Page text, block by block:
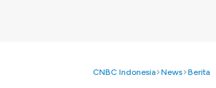
CNBC Indonesia News Berita